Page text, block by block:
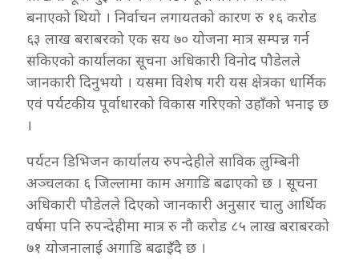
बनाएको थियो । निर्वाचन लगायतको कारण रु १६ करोड
६३ लाख बराबरको एक सय ७० योजना मात्र सम्पन्न गर्न
सकिएको कार्यालका सूचना अधिकारी विनोद पौडेलले
जानकारी दिनुभयो । यसमा विशेष गरी यस क्षेत्रका धार्मिक
एवं पर्यटकीय पूर्वाधारको विकास गरिएको उहाँको भनाइ छ
।
पर्यटन डिभिजन कार्यालय रुपन्देहीले साविक लुम्बिनी
अञ्चलका ६ जिल्लामा काम अगाडि बढाएको छ । सूचना
अधिकारी पौडेलले दिएको जानकारी अनुसार चालु आर्थिक
वर्षमा पनि रुपन्देहीमा मात्र रु नौ करोड ८५ लाख बराबरको
७१ योजनालाई अगाडि बढाइँदै छ ।